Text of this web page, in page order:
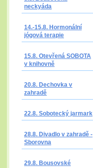
neckyáda
14.-15.8. Hormonální
jógová terapie
15.8. Otevřená SOBOTA
v knihovně
20.8. Dechovka v
zahradě
22.8. Sobotecký jarmark
28.8. Divadlo v zahradě -
Sborovna
29.8. Bousovské